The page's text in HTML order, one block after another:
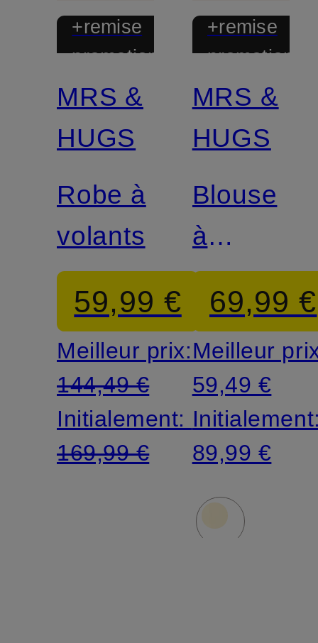
+remise
promotionnelle
MRS &
HUGS
Robe à
volants
59,99 €
Meilleur prix:
144,49 €
Initialement:
169,99 €
+remise
MRS &
HUGS
Blouse
à
volants
69,99 €
Meilleur
59,49 €
89,99 €